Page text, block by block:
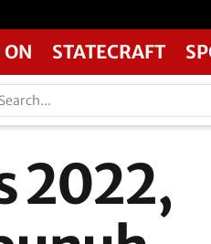
ON STATECRAFT
2022,